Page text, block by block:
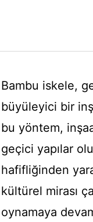
Bambu iskele,
büyüleyici bir
bu yöntem,
geçici yapılar
hafifliğinden
kültürel mirası
oynamaya